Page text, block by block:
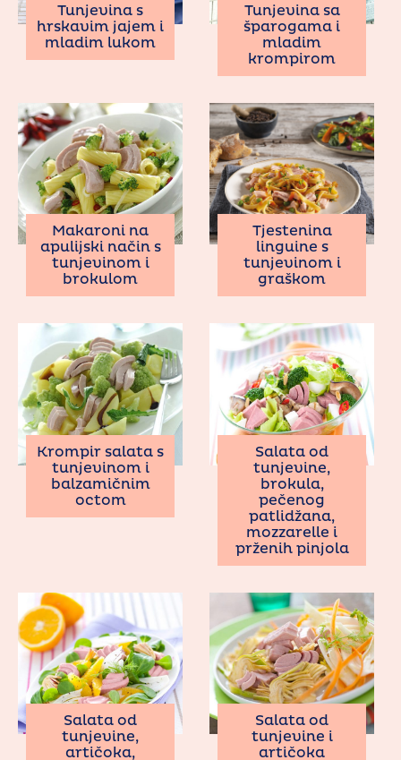
Tunjevina s
hrskavim jajem i
mladim lukom
Tunjevina sa
šparogama i
mladim
krompirom
Makaroni na
apulijski način s
tunjevinom i
brokulom
Tjestenina
linguine s
tunjevinom i
graškom
Krompir salata s
tunjevinom i
balzamičnim
octom
Salata od
tunjevine,
brokula,
pečenog
patlidžana,
mozzarelle i
prženih pinjola
Salata od
tunjevine,
artičoka,
Salata od
tunjevine i
artičoka